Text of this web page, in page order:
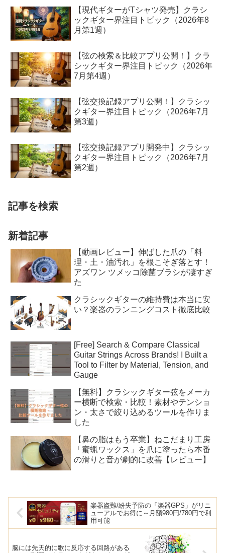
【現代ギターがTシャツ発売】クラシ
ックギター界注目トピック（2026年8
月第1週）
【弦の検索＆比較アプリ公開！】クラ
シックギター界注目トピック（2026年
7月第4週）
【弦交換記録アプリ公開！】クラシッ
クギター界注目トピック（2026年7月
第3週）
【弦交換記録アプリ開発中】クラシッ
クギター界注目トピック（2026年7月
第2週）
記事を検索
新着記事
【動画レビュー】伸ばした爪の「料
理・土・油汚れ」を根こそぎ落とす！
アズワン ツメッコ除菌ブラシが凄すぎ
た
クラシックギターの維持費は本当に安
い？楽器のランニングコスト徹底比較
[Free] Search & Compare Classical
Guitar Strings Across Brands! I Built a
Tool to Filter by Material, Tension, and
Gauge
【無料】クラシックギター弦をメーカ
ー横断で検索・比較！素材やテンショ
ン・太さで絞り込めるツールを作りま
した
【鼻の脂はもう卒業】ねこだまり工房
「蜜蝋ワックス」を爪に塗ったら本番
の滑りと音が劇的に改善【レビュー】
楽器盗難/紛失予防の「楽器GPS」がリニ
ューアルでお得に～月額980円/780円で利
用可能
脳には先天的に歌に反応する回路がある